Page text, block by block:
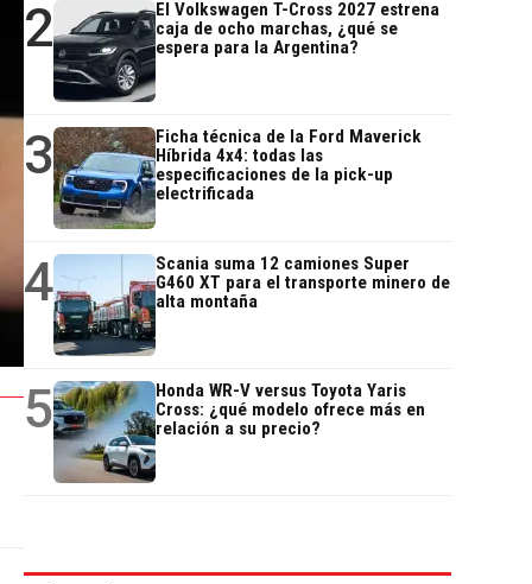
2
El Volkswagen T-Cross 2027 estrena
caja de ocho marchas, ¿qué se
espera para la Argentina?
3
Ficha técnica de la Ford Maverick
Híbrida 4x4: todas las
especificaciones de la pick-up
electrificada
4
Scania suma 12 camiones Super
G460 XT para el transporte minero de
alta montaña
5
Honda WR-V versus Toyota Yaris
Cross: ¿qué modelo ofrece más en
relación a su precio?